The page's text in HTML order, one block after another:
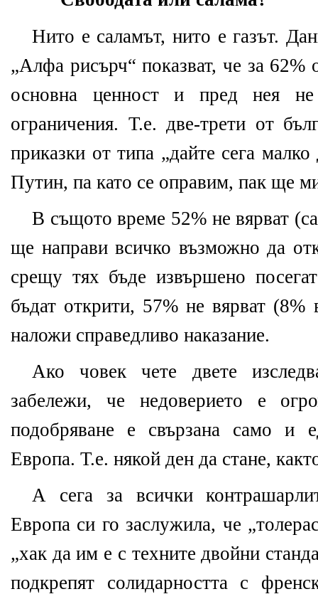
Нито е саламът, нито е газът.
„Алфа рисърч“ показват, че за 62%
основна ценност и пред нея
ограничения. Т.е. две-трети от
приказки от типа „дайте сега
Путин, па като се оправим, пак ще
В същото време 52% не вярват (
ще направи всичко възможно да
срещу тях бъде извършено
бъдат открити, 57% не вярват (8%
наложи справедливо наказание.
Ако човек чете двете
забележи, че недоверието е
подобряване е свързана само и
Европа. Т.е. някой ден да стане,
А сега за всички
Европа си го заслужила, че
„хак да им е с техните двойни
подкрепят солидарността с